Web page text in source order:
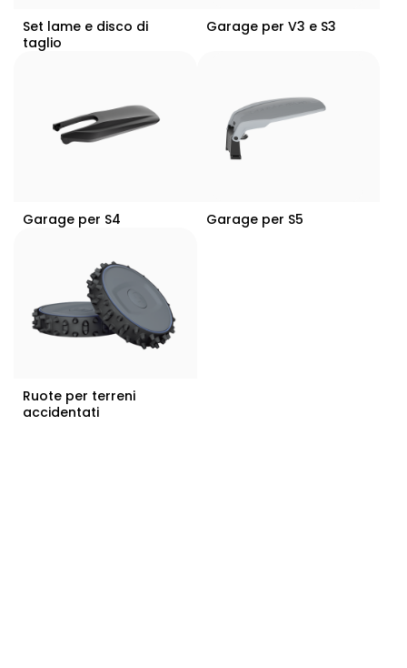
Set lame e disco di
taglio
Garage per V3 e S3
Garage per S4 Garage per S5
Ruote per terreni
accidentati